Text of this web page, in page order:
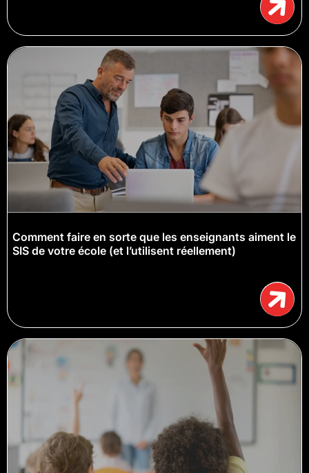
Comment faire en sorte que les enseignants aiment le
SIS de votre école (et l’utilisent réellement)